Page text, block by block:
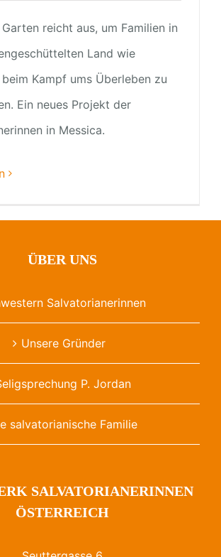
reicht aus, um Familien in
Land wie
Kampf ums Überleben zu
Ein neues Projekt der
in Messica.
ÜBER UNS
Salvatorianerinnen
Unsere Gründer
P. Jordan
salvatorianische Familie
SALVATORIANERINNEN
ÖSTERREICH